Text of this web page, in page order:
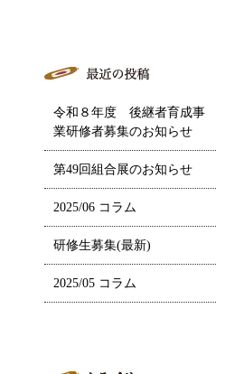
令和８年度 後継者育成事
業研修者募集のお知らせ
第49回組合展のお知らせ
2025/06 コラム
研修生募集(最新)
2025/05 コラム